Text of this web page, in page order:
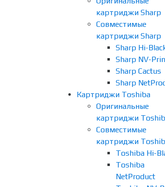
картриджи Sharp
Совместимые
картриджи Sharp
Sharp Hi-
Sharp NV-
Sharp Cactus
Sharp
Картриджи Toshiba
Оригинальные
картриджи
Совместимые
картриджи
Toshiba Hi-
Toshiba
NetProduct